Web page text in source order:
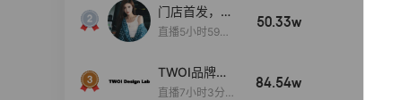
门店首发，秋
款大上新！！
直播5小时59分
50.33w
TWOI品牌直
播间新款上
直播7小时3分5
84.54w